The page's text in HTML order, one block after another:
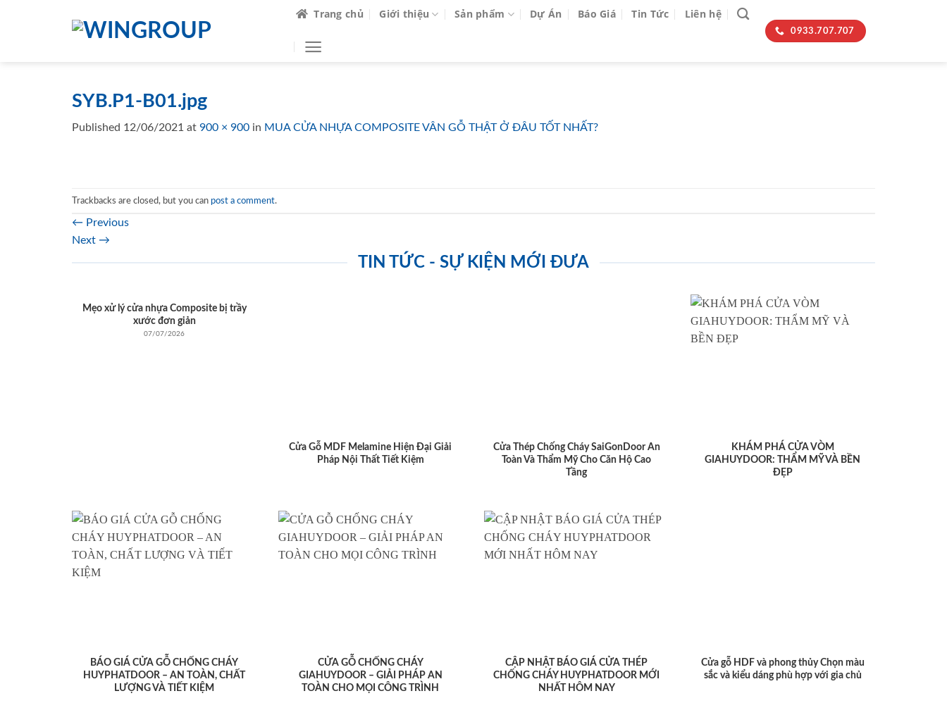
Trang chủ Giới thiệu Sản phẩm Dự Án Báo Giá Tin Tức Liên hệ
0933.707.707
SYB.P1-B01.jpg
Published 12/06/2021 at 900 × 900 in MUA CỬA NHỰA COMPOSITE VÂN GỖ THẬT Ở ĐÂU TỐT NHẤT?
Trackbacks are closed, but you can post a comment.
← Previous
Next →
TIN TỨC - SỰ KIỆN MỚI ĐƯA
Mẹo xử lý cửa nhựa Composite bị trầy
xước đơn giản
07/07/2026
Cửa Gỗ MDF Melamine Hiện Đại Giải
Pháp Nội Thất Tiết Kiệm
Cửa Thép Chống Cháy SaiGonDoor An
Toàn Và Thẩm Mỹ Cho Căn Hộ Cao
Tầng
KHÁM PHÁ CỬA VÒM
GIAHUYDOOR: THẨM MỸ VÀ BỀN
ĐẸP
BÁO GIÁ CỬA GỖ CHỐNG CHÁY
HUYPHATDOOR – AN TOÀN, CHẤT
LƯỢNG VÀ TIẾT KIỆM
CỬA GỖ CHỐNG CHÁY
GIAHUYDOOR – GIẢI PHÁP AN
TOÀN CHO MỌI CÔNG TRÌNH
CẬP NHẬT BÁO GIÁ CỬA THÉP
CHỐNG CHÁY HUYPHATDOOR MỚI
NHẤT HÔM NAY
Cửa gỗ HDF và phong thủy Chọn màu
sắc và kiểu dáng phù hợp với gia chủ